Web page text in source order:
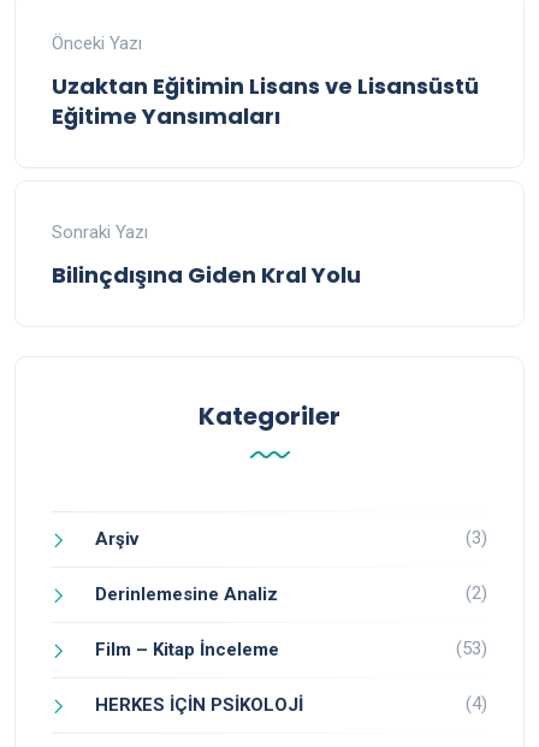
Önceki Yazı
Uzaktan Eğitimin Lisans ve Lisansüstü
Eğitime Yansımaları
Sonraki Yazı
Bilinçdışına Giden Kral Yolu
Kategoriler
Arşiv (3)
Derinlemesine Analiz (2)
Film – Kitap İnceleme (53)
HERKES İÇİN PSİKOLOJİ (4)